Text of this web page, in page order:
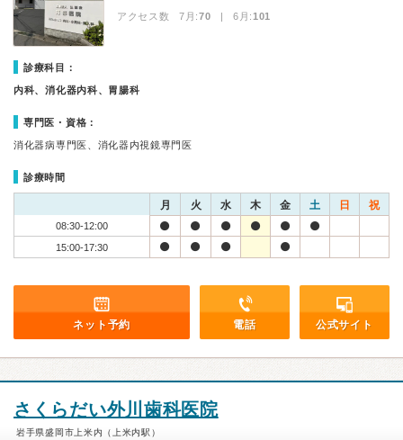
アクセス数 7月:70 | 6月:101
診療科目：
内科、消化器内科、胃腸科
専門医・資格：
消化器病専門医、消化器内視鏡専門医
診療時間
月 火 水 木 金 土 日 祝
08:30-12:00
15:00-17:30
ネット予約 電話 公式サイト
さくらだい外川歯科医院
岩手県盛岡市上米内（上米内駅）